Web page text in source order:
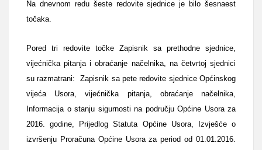
Na dnevnom redu šeste redovite sjednice je bilo šesnaest
točaka.
Pored tri redovite točke Zapisnik sa prethodne sjednice,
vijećnička pitanja i obraćanje načelnika, na četvrtoj sjednici
su razmatrani: Zapisnik sa pete redovite sjednice Općinskog
vijeća Usora, vijećnička pitanja, obraćanje načelnika,
Informacija o stanju sigurnosti na području Općine Usora za
2016. godine, Prijedlog Statuta Općine Usora, Izvješće o
izvršenju Proračuna Općine Usora za period od 01.01.2016.